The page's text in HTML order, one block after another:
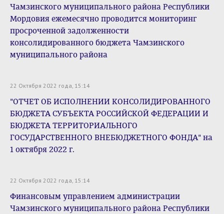
Чамзинского муниципального района Республики
Мордовия ежемесячно проводится мониторинг
просроченной задолженности
консолидированного бюджета Чамзинского
муниципального района
22 Октября 2022 года, 15:14
"ОТЧЕТ ОБ ИСПОЛНЕНИИ КОНСОЛИДИРОВАННОГО
БЮДЖЕТА СУБЪЕКТА РОССИЙСКОЙ ФЕДЕРАЦИИ И
БЮДЖЕТА ТЕРРИТОРИАЛЬНОГО
ГОСУДАРСТВЕННОГО ВНЕБЮДЖЕТНОГО ФОНДА" на
1 октября 2022 г.
22 Октября 2022 года, 15:14
Финансовым управлением администрации
Чамзинского муниципального района Республики